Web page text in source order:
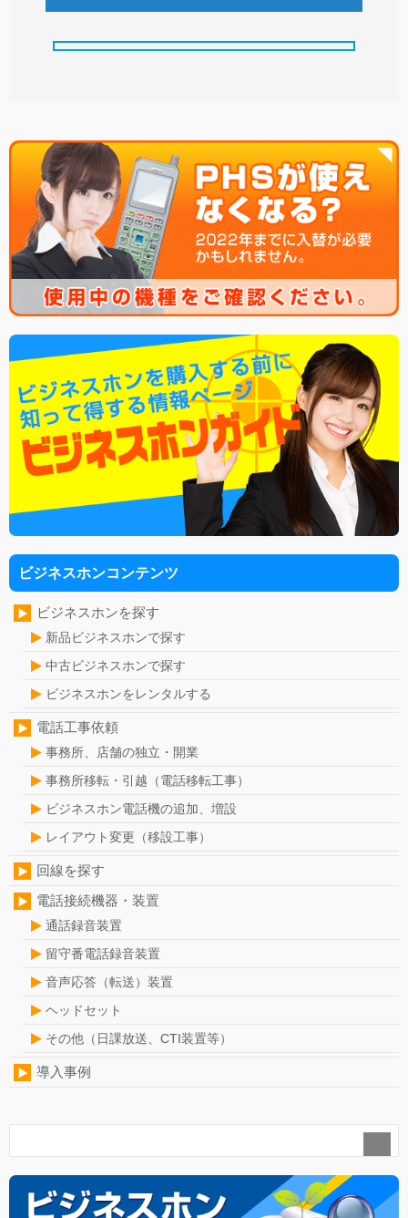
ビジネスホンコンテンツ
ビジネスホンを探す
新品ビジネスホンで探す
中古ビジネスホンで探す
ビジネスホンをレンタルする
電話工事依頼
事務所、店舗の独立・開業
事務所移転・引越（電話移転工事）
ビジネスホン電話機の追加、増設
レイアウト変更（移設工事）
回線を探す
電話接続機器・装置
通話録音装置
留守番電話録音装置
音声応答（転送）装置
ヘッドセット
その他（日課放送、CTI装置等）
導入事例